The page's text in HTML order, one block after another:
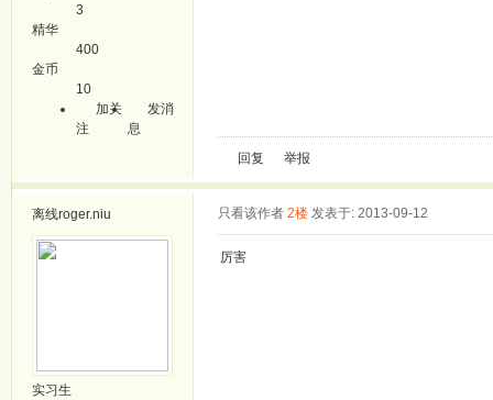
3
精华
400
金币
10
加关
注
发消
息
回复 举报
离线roger.niu
实习生
只看该作者 2楼 发表于: 2013-09-12
厉害